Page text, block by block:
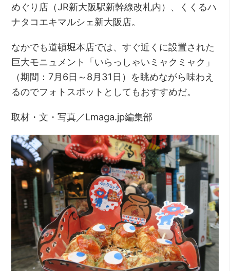
めぐり店（JR新大阪駅新幹線改札内）、くくるハ
ナタコエキマルシェ新大阪店。
なかでも道頓堀本店では、すぐ近くに設置された
巨大モニュメント「いらっしゃいミャクミャク」
（期間：7月6日～8月31日）を眺めながら味わえ
るのでフォトスポットとしてもおすすめだ。
取材・文・写真／Lmaga.jp編集部